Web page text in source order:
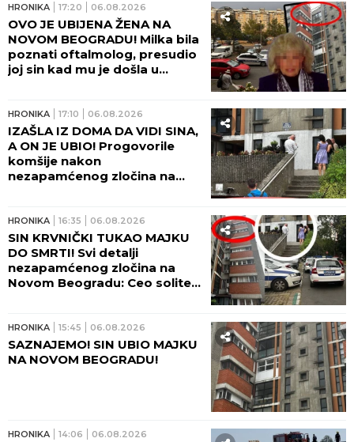
HRONIKA 17:20 06.08.2026
OVO JE UBIJENA ŽENA NA
NOVOM BEOGRADU! Milka bila
poznati oftalmolog, presudio
joj sin kad mu je došla u
HRONIKA 17:10 06.08.2026
IZAŠLA IZ DOMA DA VIDI SINA,
A ON JE UBIO! Progovorile
komšije nakon
nezapamćenog zločina na
HRONIKA 16:35 06.08.2026
SIN KRVNIČKI TUKAO MAJKU
DO SMRTI! Svi detalji
nezapamćenog zločina na
Novom Beogradu: Ceo soliter
HRONIKA 15:45 06.08.2026
SAZNAJEMO! SIN UBIO MAJKU
NA NOVOM BEOGRADU!
HRONIKA 14:06 06.08.2026